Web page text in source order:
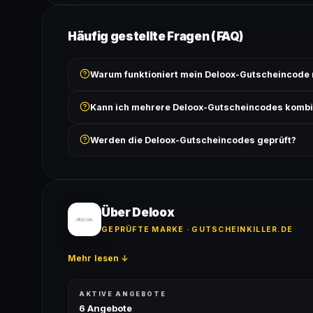
Häufig gestellte Fragen (FAQ)
Warum funktioniert mein Deloox-Gutscheincode
Bedingungen findest du unter „Details".
Kann ich mehrere Deloox-Gutscheincodes
ausgeschlossen, sofern die Angebotsbedingungen
Werden die Deloox-Gutscheincodes geprüft?
Über Deloox
GEPRÜFTE MARKE · GUTSCHEINKILLER.DE
Mehr lesen ↓
AKTIVE ANGEBOTE
6 Angebote